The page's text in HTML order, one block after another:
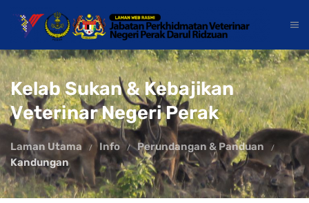
Kelab Sukan & Kebajikan
Veterinar Negeri Perak
Laman Utama Info
Perundangan & Panduan
Kandungan